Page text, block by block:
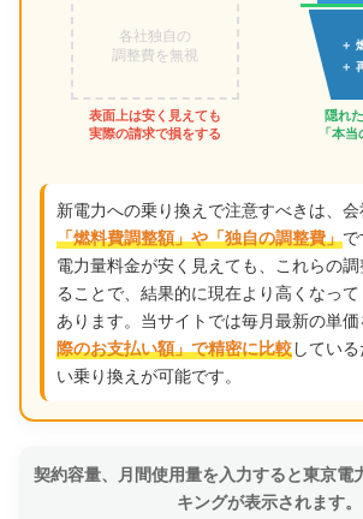
各社独自の
調整費を無視
表面上は安く見えても
実際の請求で損をする
＋
＋
隠れ
「本
新電力への乗り換えで注意すべきは、
「燃料費調整額」や「独自の調整費」
電力量料金が安く見えても、これらの
ることで、結果的に現在より高くなっ
あります。当サイトでは毎月最新の単価
際のお支払い額」で精密に比較してい
い乗り換えが可能です。
契約容量、月間使用量を入力すると東京電
キングが表示されます。